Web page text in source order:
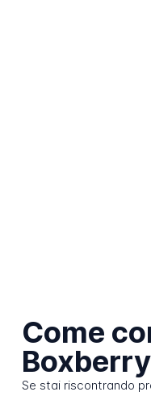
Come
Se stai riscontrando